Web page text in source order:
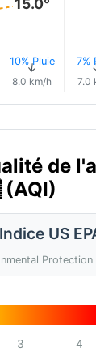
15.0°
10% Pluie
↑
8.0 km/h
7%
7.0
de
Indice US
Protection
3 4